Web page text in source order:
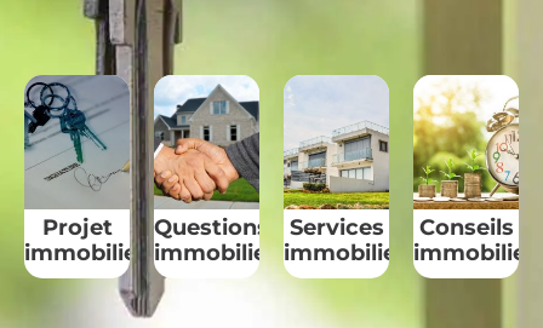
Projet
immobilier
Questions
immobilieres
Services
immobilier
Conseils